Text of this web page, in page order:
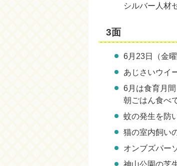
シルバー人材
3面
6月23日（金
あじさいウイ
6月は食育月間
朝ごはん食べ
蚊の発生を防
猫の室内飼い
オンブズパー
神山公園の芝